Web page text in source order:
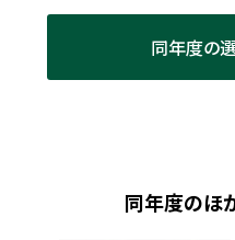
同年度の
同年度のほ